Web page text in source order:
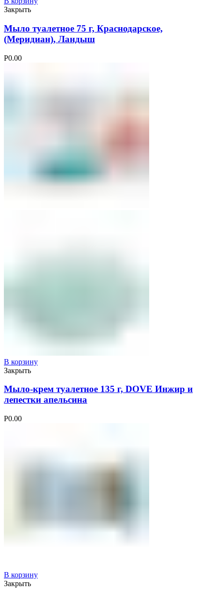
Закрыть
Мыло туалетное 75 г, Краснодарское,
(Меридиан), Ландыш
Р0.00
В корзину
Закрыть
Мыло-крем туалетное 135 г, DOVE Инжир и
лепестки апельсина
Р0.00
В корзину
Закрыть